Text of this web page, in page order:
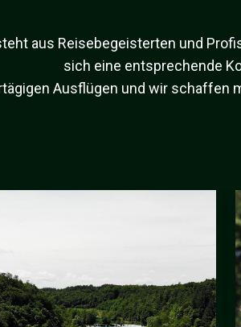
aus Reisebegeisterten und
sich eine entsprechende
Ausflügen und wir schaffen